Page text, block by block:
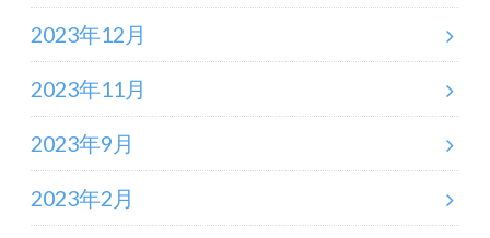
2023年12月
2023年11月
2023年9月
2023年2月